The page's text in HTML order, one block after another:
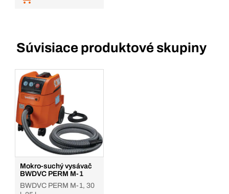
Súvisiace produktové skupiny
Mokro-suchý vysávač
BWDVC PERM M-1
BWDVC PERM M-1, 30